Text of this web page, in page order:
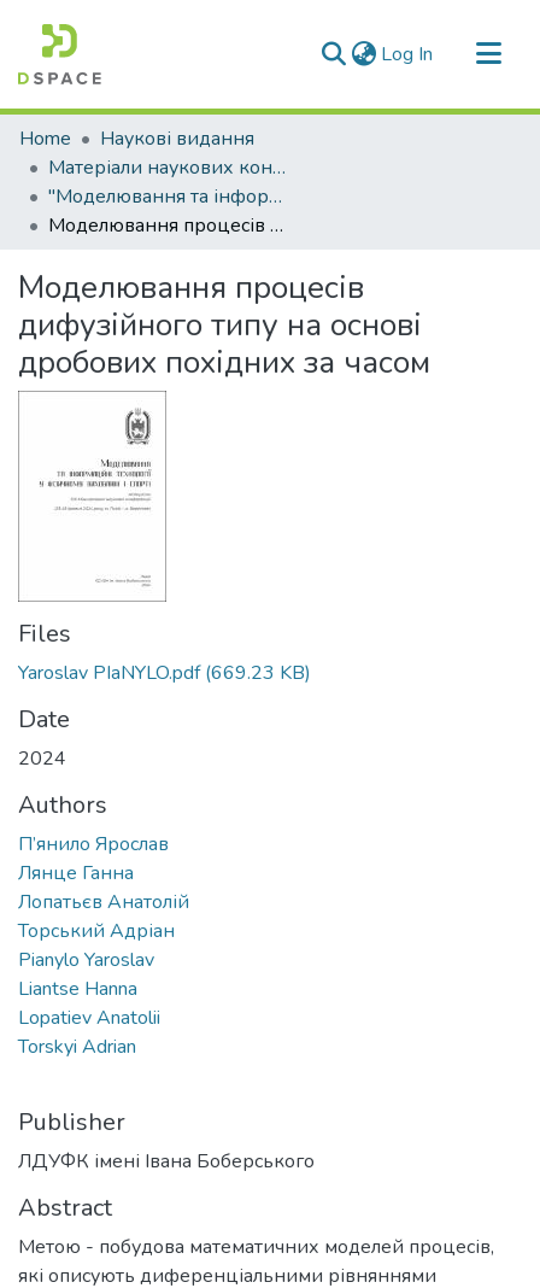
Log In (current)
Communities & Collections
All of DSpace
Statistics
Home
Наукові видання
Матеріали наукових конференцій
"Моделювання та інформаційні технології у фізичному вихованні і спорті"
Моделювання процесів дифузійного типу на основі дробових похідних за часом
Моделювання процесів
дифузійного типу на основі
дробових похідних за часом
Files
Yaroslav PIaNYLO.pdf(669.23 KB)
Date
2024
Authors
П’янило Ярослав
Лянце Ганна
Лопатьєв Анатолій
Торський Адріан
Pianylo Yaroslav
Liantse Hanna
Lopatiev Anatolii
Torskyi Adrian
Publisher
ЛДУФК імені Івана Боберського
Abstract
Метою - побудова математичних моделей процесів,
які описують диференціальними рівняннями